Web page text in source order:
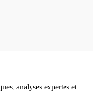
analyses expertes et